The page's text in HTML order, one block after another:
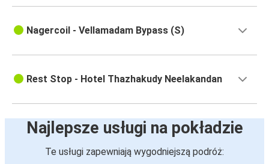
Nagercoil - Vellamadam Bypass (S)
Rest Stop - Hotel Thazhakudy Neelakandan
Najlepsze usługi na pokładzie
Te usługi zapewniają wygodniejszą podróż: